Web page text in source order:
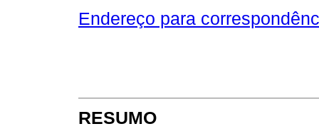
Endereço para
RESUMO